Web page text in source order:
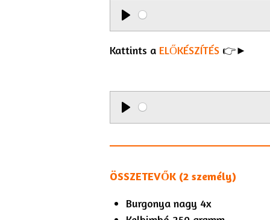
P
l
Kattints a ELŐKÉSZÍTÉS 👉►
P
y
ÖSSZETEVŐK (2 személy)
Burgonya nagy 4x